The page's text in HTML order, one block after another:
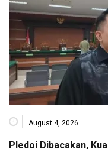
August 4, 2026
Pledoi Dibacakan,